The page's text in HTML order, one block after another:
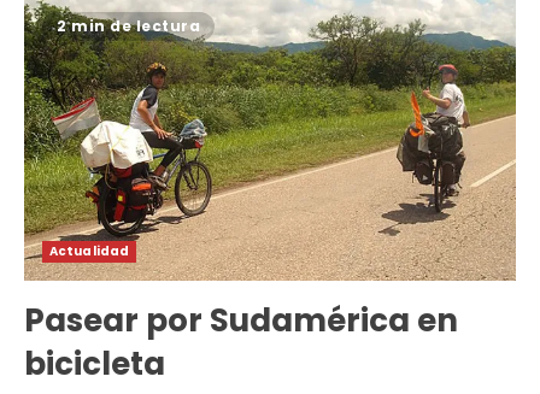
2 min de lectura
Actualidad
Pasear por Sudamérica en
bicicleta